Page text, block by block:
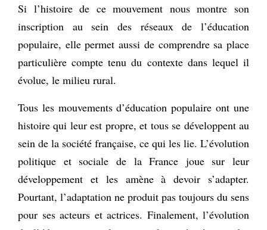
Si l’histoire de ce mouvement nous montre son
inscription au sein des réseaux de l’éducation
populaire, elle permet aussi de comprendre sa place
particulière compte tenu du contexte dans lequel il
évolue, le milieu rural.
Tous les mouvements d’éducation populaire ont une
histoire qui leur est propre, et tous se développent au
sein de la société française, ce qui les lie. L’évolution
politique et sociale de la France joue sur leur
développement et les amène à devoir s’adapter.
Pourtant, l’adaptation ne produit pas toujours du sens
pour ses acteurs et actrices. Finalement, l’évolution